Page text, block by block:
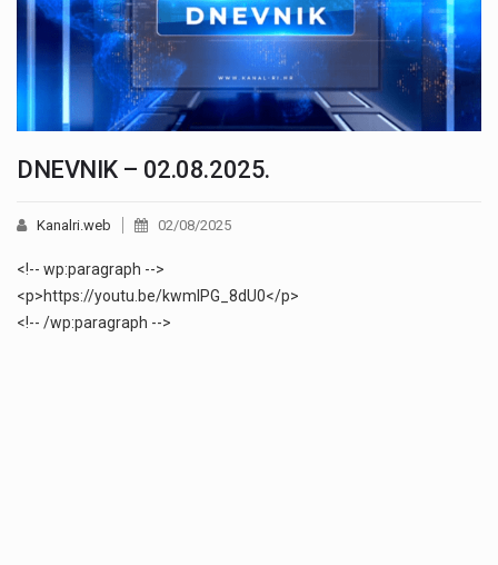
DNEVNIK – 02.08.2025.
Kanalri.web 02/08/2025
<!-- wp:paragraph -->
<p>https://youtu.be/kwmIPG_8dU0</p>
<!-- /wp:paragraph -->